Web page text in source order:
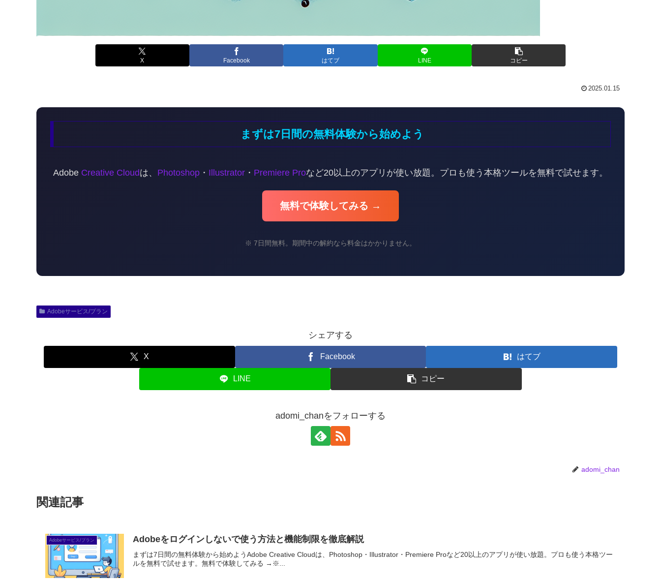
X Facebook はてブ LINE コピー
2025.01.15
まずは7日間の無料体験から始めよう
Adobe Creative Cloudは、 Photoshop ・ Illustrator ・ Premiere Proなど20以上のアプリが使い放題。プロも使う本格ツールを無料で試せます。
無料で体験してみる →
※ 7日間無料。期間中の解約なら料金はかかりません。
Adobeサービス/プラン
シェアする
X Facebook はてブ
LINE コピー
adomi_chanをフォローする
adomi_chan
関連記事
Adobeサービス/プラン Adobeをログインしないで使う方法と機能制限を徹底解説
まずは7日間の無料体験から始めようAdobe Creative Cloudは、Photoshop・Illustrator・Premiere Proなど20以上のアプリが使い放題。プロも使う本格ツー
ルを無料で試せます。無料で体験してみる →※...